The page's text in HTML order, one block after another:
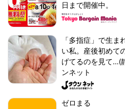
日まで開催中。
「多指症」で生
い私。産後初めて
げてるのを見て...(
ンネット
ゼロまる